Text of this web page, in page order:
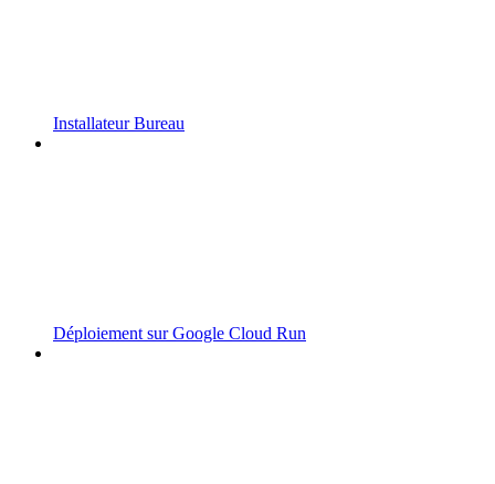
Installateur Bureau
Déploiement sur Google Cloud Run